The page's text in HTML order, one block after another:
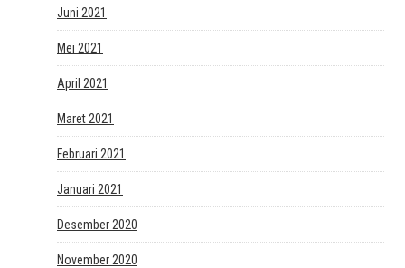
Juni 2021
Mei 2021
April 2021
Maret 2021
Februari 2021
Januari 2021
Desember 2020
November 2020